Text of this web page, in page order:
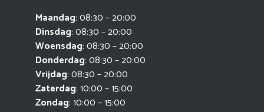
Maandag: 08:30 – 20:00
Dinsdag: 08:30 – 20:00
Woensdag: 08:30 – 20:00
Donderdag: 08:30 – 20:00
Vrijdag: 08:30 – 20:00
Zaterdag: 10:00 – 15:00
Zondag: 10:00 – 15:00